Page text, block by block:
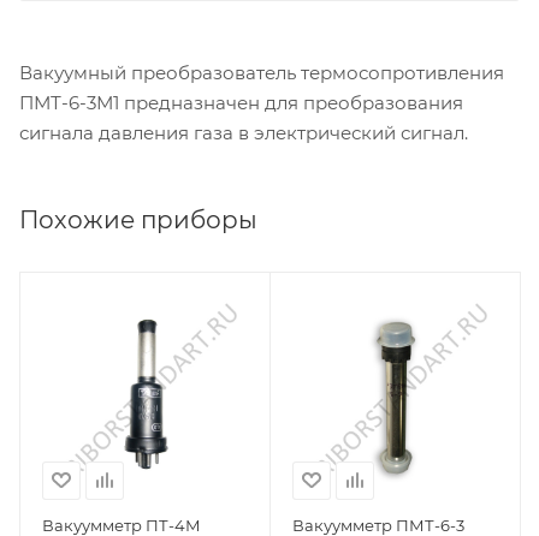
Вакуумный преобразователь термосопротивления
ПМТ-6-3М1 предназначен для преобразования
сигнала давления газа в электрический сигнал.
Похожие приборы
Вакуумметр ПТ-4М Вакуумметр ПМТ-6-3